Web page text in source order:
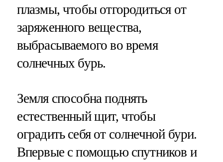
плазмы, чтобы отгородиться от
заряженного вещества,
выбрасываемого во время
солнечных бурь.
Земля способна поднять
естественный щит, чтобы
оградить себя от солнечной бури.
Впервые с помощью спутников и